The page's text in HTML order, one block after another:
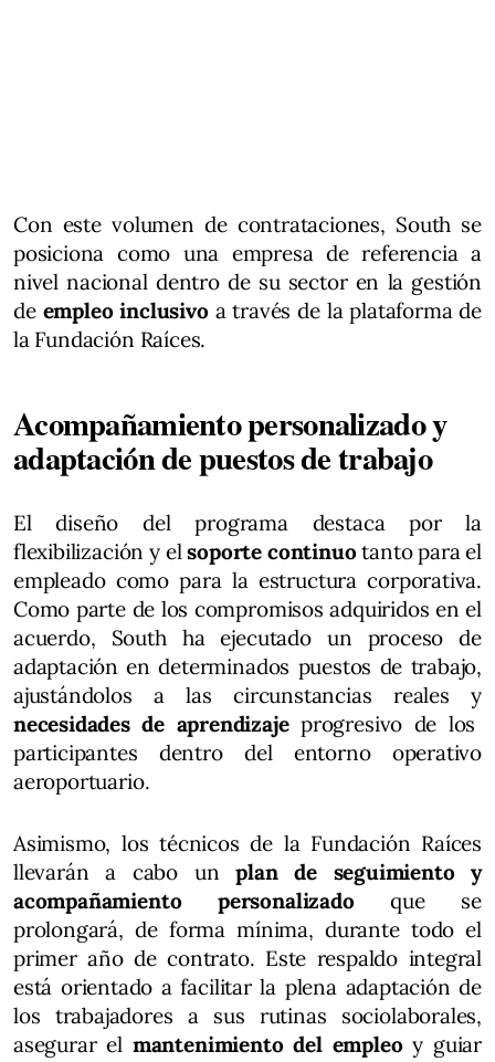
Con este volumen de contrataciones, South se
posiciona como una empresa de referencia a
nivel nacional dentro de su sector en la gestión
deempleo inclusivoa través de la plataforma de
la Fundación Raíces.
Acompañamiento personalizado y
adaptación de puestos de trabajo
El diseño del programa destaca por la
flexibilización y elsoporte continuotanto para el
empleado como para la estructura corporativa.
Como parte de los compromisos adquiridos en el
acuerdo, South ha ejecutado un proceso de
adaptación en determinados puestos de trabajo,
ajustándolos a las circunstancias reales y
necesidades de aprendizajeprogresivo de los
participantes dentro del entorno operativo
aeroportuario.
Asimismo, los técnicos de la Fundación Raíces
llevarán a cabo unplan de seguimiento y
acompañamiento personalizadoque se
prolongará, de forma mínima, durante todo el
primer año de contrato. Este respaldo integral
está orientado a facilitar la plena adaptación de
los trabajadores a sus rutinas sociolaborales,
asegurar el mantenimiento del empleoy guiar